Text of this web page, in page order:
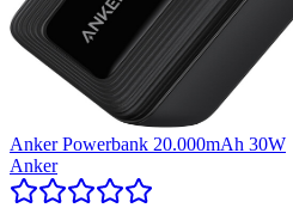
Anker Powerbank 20.000mAh 30W
Anker